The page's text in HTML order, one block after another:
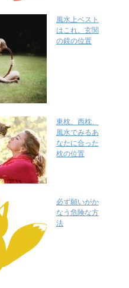
風水上ベスト
はこれ。玄関
の鏡の位置
東枕、西枕、
風水でみるあ
なたに合った
枕の位置
必ず願いがか
なう危険な方
法